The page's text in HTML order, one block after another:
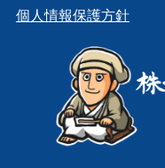
個人情報保護方針